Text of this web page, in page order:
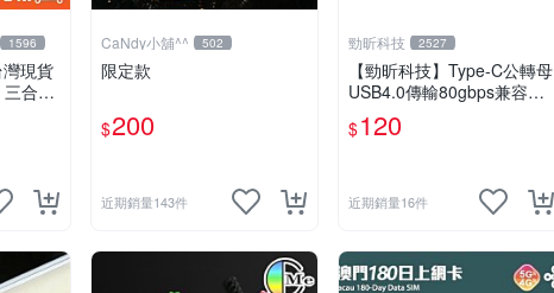
1596
灣現貨
合一
安卓
CaNdy小舖^^ 502
限定款
$200
近期銷量143件
勁昕科技 2527
【勁昕科技】Type-C公轉母
USB4.0傳輸80gbps兼容雷
電PD240W全功能磁吸轉接
頭
$120
近期銷量16件